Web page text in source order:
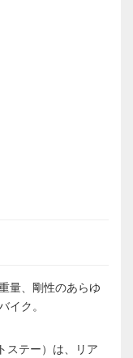
量、剛性のあらゆ
イク。
ステー）は、リア